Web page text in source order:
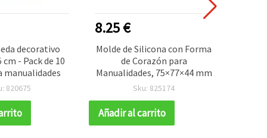
decorativo
cm - Pack de 10
manualidades
820675
8.25 €
Molde de Silicona con Forma
de Corazón para
Manualidades, 75×77×44 mm
Sku: 825174
Añadir al carrito